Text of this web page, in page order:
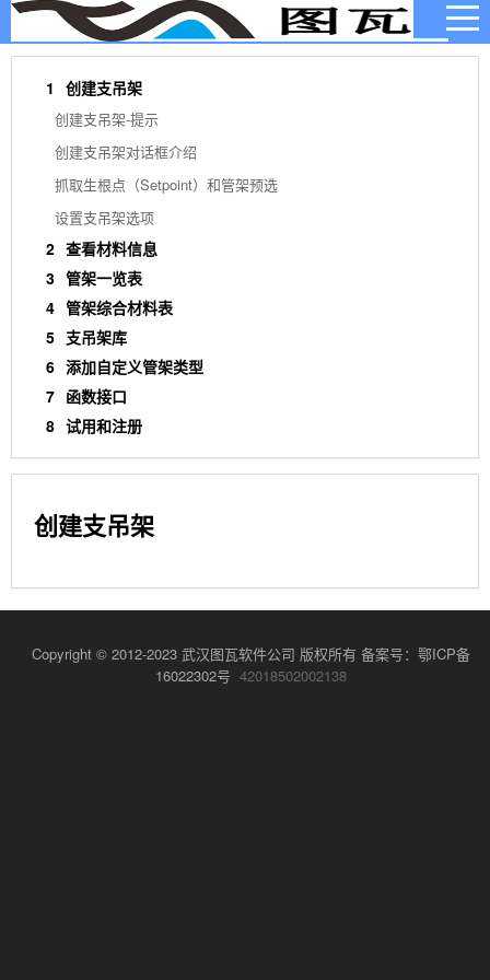
当前位置： 首页>软件手册 >SSP支吊架使用手册
1 创建支吊架
创建支吊架-提示
创建支吊架对话框介绍
抓取生根点（Setpoint）和管架预选
设置支吊架选项
2 查看材料信息
3 管架一览表
4 管架综合材料表
5 支吊架库
6 添加自定义管架类型
7 函数接口
8 试用和注册
创建支吊架
Copyright © 2012-2023 武汉图瓦软件公司 版权所有 备案号： 鄂ICP备
16022302号 42018502002138